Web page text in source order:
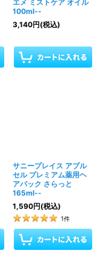
エメ ミストケア オイル
100ml--
3,140円(税込)
サニープレイス アプル
セル プレミアム薬用ヘ
アパック さらっと
165ml--
1,590円(税込)
1件